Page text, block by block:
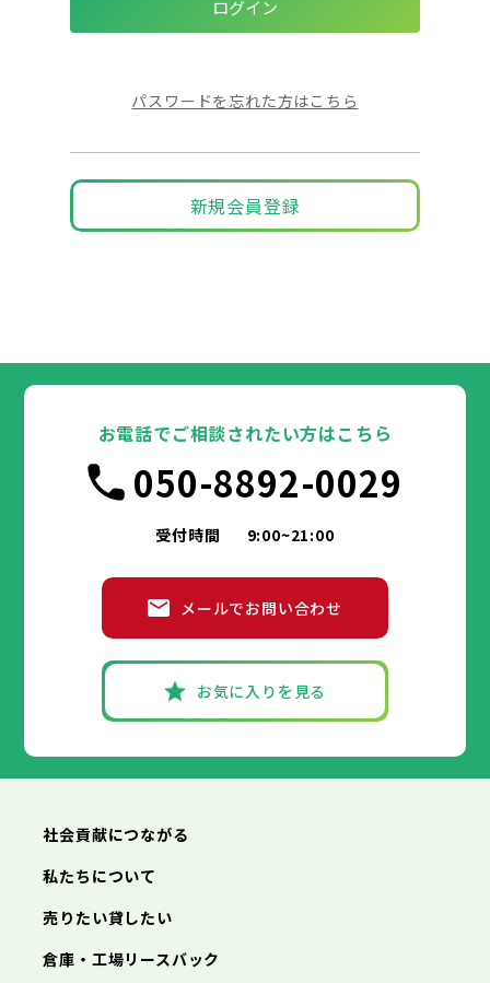
パスワードを忘れた方はこちら
新規会員登録
お電話でご相談されたい方はこちら
050-8892-0029
受付時間 9:00~21:00
メールでお問い合わせ
お気に入りを見る
社会貢献につながる
私たちについて
売りたい貸したい
倉庫・工場リースバック